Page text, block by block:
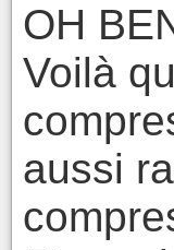
OH
Voilà
aussi